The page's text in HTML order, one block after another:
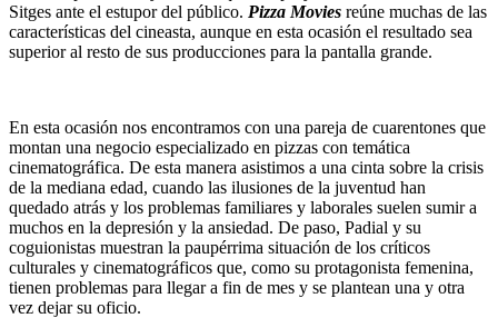
Sitges ante el estupor del público. Pizza Movies reúne muchas de las
características del cineasta, aunque en esta ocasión el resultado sea
superior al resto de sus producciones para la pantalla grande.
En esta ocasión nos encontramos con una pareja de cuarentones que
montan una negocio especializado en pizzas con temática
cinematográfica. De esta manera asistimos a una cinta sobre la crisis
de la mediana edad, cuando las ilusiones de la juventud han
quedado atrás y los problemas familiares y laborales suelen sumir a
muchos en la depresión y la ansiedad. De paso, Padial y su
coguionistas muestran la paupérrima situación de los críticos
culturales y cinematográficos que, como su protagonista femenina,
tienen problemas para llegar a fin de mes y se plantean una y otra
vez dejar su oficio.